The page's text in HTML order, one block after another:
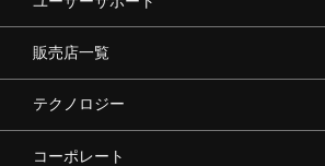
販売店一覧
テクノロジー
コーポレート